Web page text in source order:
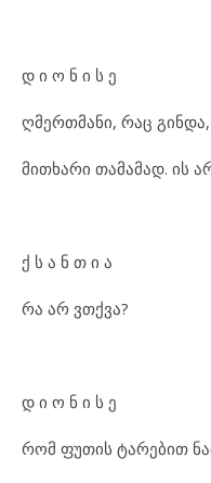
დ ი ო ნ ი ს ე
ღმერთმანი, რაც გინდა,
მითხარი თამამად. ის
ქ ს ა ნ თ ი ა
რა არ ვთქვა?
დ ი ო ნ ი ს ე
რომ ფუთის ტარებით